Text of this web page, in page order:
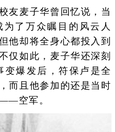
麦子华曾回忆说，当
了万众瞩目的风云人
他却将全身心都投入到
仅如此，麦子华还深刻
变爆发后，符保卢是全
而且他参加的还是当时
空军。